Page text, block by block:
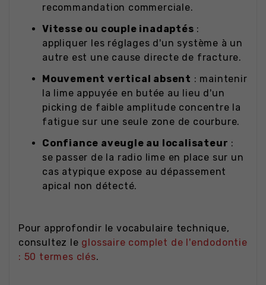
recommandation commerciale.
Vitesse ou couple inadaptés :
appliquer les réglages d'un système à un
autre est une cause directe de fracture.
Mouvement vertical absent : maintenir
la lime appuyée en butée au lieu d'un
picking de faible amplitude concentre la
fatigue sur une seule zone de courbure.
Confiance aveugle au localisateur :
se passer de la radio lime en place sur un
cas atypique expose au dépassement
apical non détecté.
Pour approfondir le vocabulaire technique,
consultez le glossaire complet de l'endodontie
: 50 termes clés.